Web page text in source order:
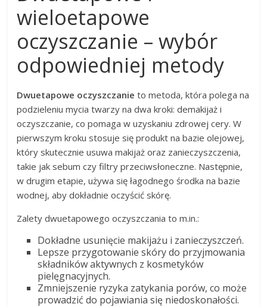
wieloetapowe
oczyszczanie – wybór
odpowiedniej metody
Dwuetapowe oczyszczanie to metoda, która polega na
podzieleniu mycia twarzy na dwa kroki: demakijaż i
oczyszczanie, co pomaga w uzyskaniu zdrowej cery. W
pierwszym kroku stosuje się produkt na bazie olejowej,
który skutecznie usuwa makijaż oraz zanieczyszczenia,
takie jak sebum czy filtry przeciwsłoneczne. Następnie,
w drugim etapie, używa się łagodnego środka na bazie
wodnej, aby dokładnie oczyścić skórę.
Zalety dwuetapowego oczyszczania to m.in.:
Dokładne usunięcie makijażu i zanieczyszczeń.
Lepsze przygotowanie skóry do przyjmowania
składników aktywnych z kosmetyków
pielęgnacyjnych.
Zmniejszenie ryzyka zatykania porów, co może
prowadzić do pojawiania się niedoskonałości.